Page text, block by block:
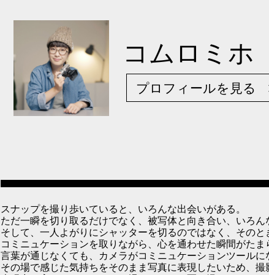
コムロミホ
プロフィールを見る
スナップを撮り歩いていると、いろんな出会いがある。
ただ一瞬を切り取るだけでなく、被写体と向き合い、いろん
そして、一人よがりにシャッターを切るのではなく、そのと
コミニュケーションを取りながら、心を通わせた瞬間がたま
言葉が通じなくても、カメラがコミニュケーションツールに
その場で感じた気持ちをそのまま写真に表現したいため、撮